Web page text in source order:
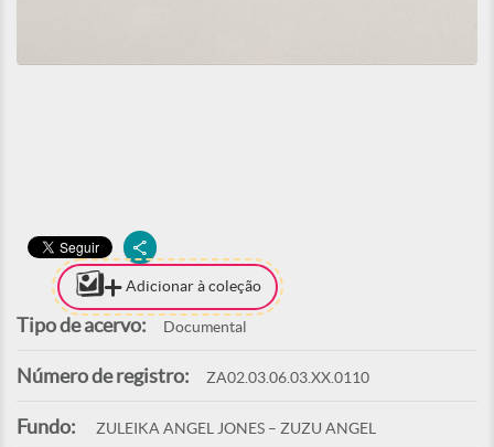
Adicionar à coleção
Tipo de acervo: Documental
Número de registro: ZA02.03.06.03.XX.0110
Fundo: ZULEIKA ANGEL JONES – ZUZU ANGEL